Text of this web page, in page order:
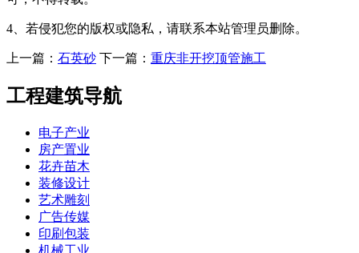
4、若侵犯您的版权或隐私，请联系本站管理员删除。
上一篇： 石英砂 下一篇： 重庆非开挖顶管施工
工程建筑导航
电子产业
房产置业
花卉苗木
装修设计
艺术雕刻
广告传媒
印刷包装
机械工业